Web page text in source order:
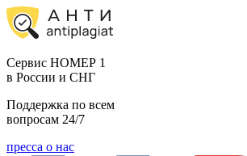
Cервис НОМЕР 1
в России и СНГ
Поддержка по всем
вопросам 24/7
пресса о нас